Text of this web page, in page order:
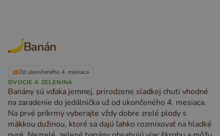
Banán
Od ukončeného 4. mesiaca
OVOCIE A ZELENINA
Banány sú vďaka jemnej, prirodzene sladkej chuti vhodné
na zaradenie do jedálnička už od ukončeného 4. mesiaca.
Na prvé príkrmy vyberajte vždy dobre zrelé plody s
mäkkou dužinou, ktoré sa dajú ľahko rozmixovať na hladké